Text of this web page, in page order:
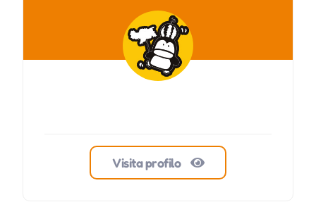
Visita profilo